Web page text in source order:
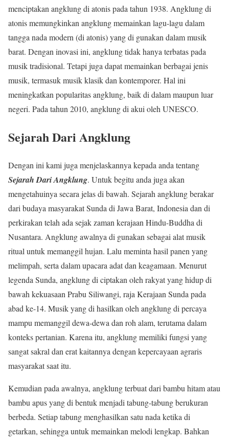
menciptakan angklung di atonis pada tahun 1938. Angklung di
atonis memungkinkan angklung memainkan lagu-lagu dalam
tangga nada modern (di atonis) yang di gunakan dalam musik
barat. Dengan inovasi ini, angklung tidak hanya terbatas pada
musik tradisional. Tetapi juga dapat memainkan berbagai jenis
musik, termasuk musik klasik dan kontemporer. Hal ini
meningkatkan popularitas angklung, baik di dalam maupun luar
negeri. Pada tahun 2010, angklung di akui oleh UNESCO.
Sejarah Dari Angklung
Dengan ini kami juga menjelaskannya kepada anda tentang
Sejarah Dari Angklung. Untuk begitu anda juga akan
mengetahuinya secara jelas di bawah. Sejarah angklung berakar
dari budaya masyarakat Sunda di Jawa Barat, Indonesia dan di
perkirakan telah ada sejak zaman kerajaan Hindu-Buddha di
Nusantara. Angklung awalnya di gunakan sebagai alat musik
ritual untuk memanggil hujan. Lalu meminta hasil panen yang
melimpah, serta dalam upacara adat dan keagamaan. Menurut
legenda Sunda, angklung di ciptakan oleh rakyat yang hidup di
bawah kekuasaan Prabu Siliwangi, raja Kerajaan Sunda pada
abad ke-14. Musik yang di hasilkan oleh angklung di percaya
mampu memanggil dewa-dewa dan roh alam, terutama dalam
konteks pertanian. Karena itu, angklung memiliki fungsi yang
sangat sakral dan erat kaitannya dengan kepercayaan agraris
masyarakat saat itu.
Kemudian pada awalnya, angklung terbuat dari bambu hitam atau
bambu apus yang di bentuk menjadi tabung-tabung berukuran
berbeda. Setiap tabung menghasilkan satu nada ketika di
getarkan, sehingga untuk memainkan melodi lengkap. Bahkan